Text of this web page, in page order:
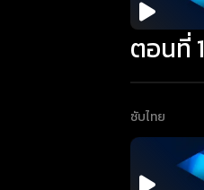
ตอนที่ 1
ซับไทย